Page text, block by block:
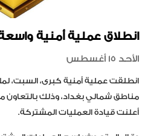
انطلاق عملية أمنية
الأحد 15 أغسطس
انطلقت عملية أمنية كبرى، السبت،
مناطق شمالي بغداد، وذلك بالتعاون
أعلنت قيادة العمليات المشتركة.